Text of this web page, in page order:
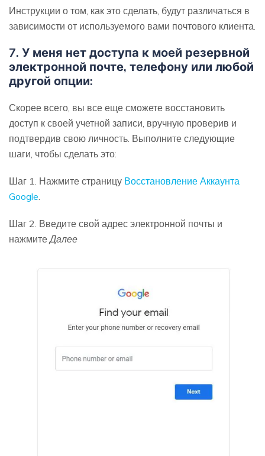
Инструкции о том, как это сделать, будут различаться в
зависимости от используемого вами почтового клиента.
7. У меня нет доступа к моей резервной
электронной почте, телефону или любой
другой опции:
Скорее всего, вы все еще сможете восстановить
доступ к своей учетной записи, вручную проверив и
подтвердив свою личность. Выполните следующие
шаги, чтобы сделать это:
Шаг 1. Нажмите страницу Восстановление Аккаунта
Google.
Шаг 2. Введите свой адрес электронной почты и
нажмитеДалее